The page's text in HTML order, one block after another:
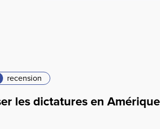
recension
les dictatures en Amérique